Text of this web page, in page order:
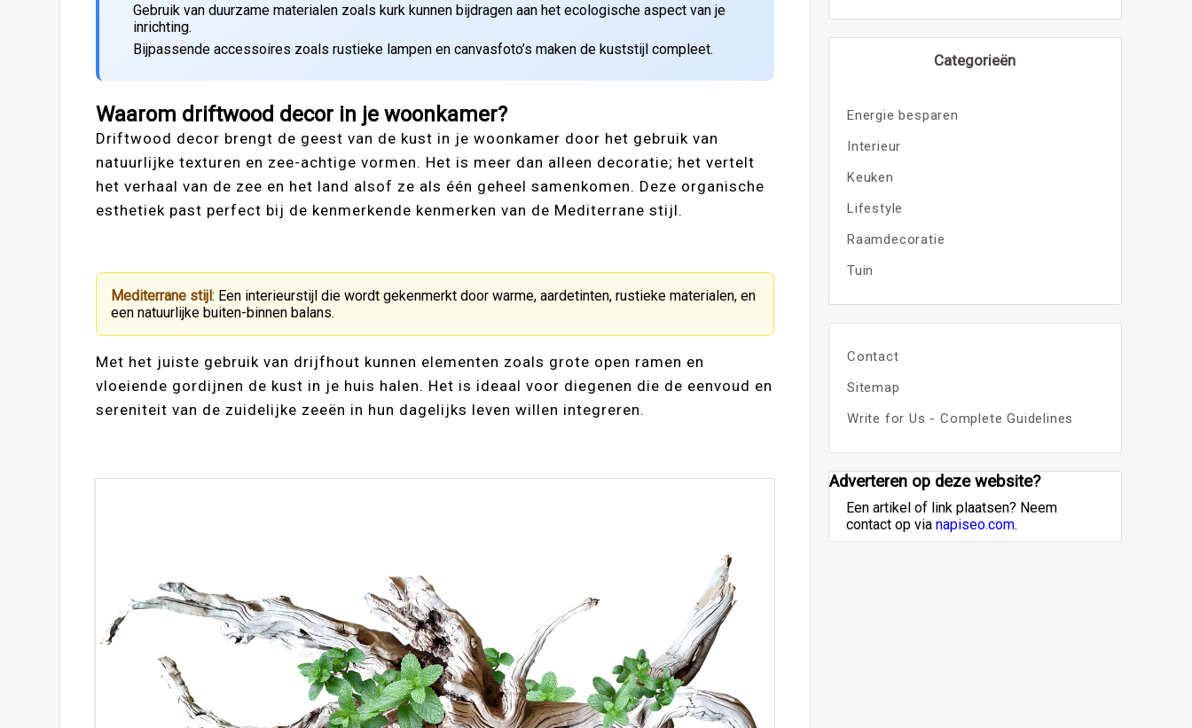
Gebruik van duurzame materialen zoals kurk kunnen bijdragen aan het ecologische aspect van je
inrichting.
Bijpassende accessoires zoals rustieke lampen en canvasfoto’s maken de kuststijl compleet.
Waarom driftwood decor in je woonkamer?
Driftwood decor brengt de geest van de kust in je woonkamer door het gebruik van
natuurlijke texturen en zee-achtige vormen. Het is meer dan alleen decoratie; het vertelt
het verhaal van de zee en het land alsof ze als één geheel samenkomen. Deze organische
esthetiek past perfect bij de kenmerkende kenmerken van de Mediterrane stijl.
Mediterrane stijl: Een interieurstijl die wordt gekenmerkt door warme, aardetinten, rustieke materialen, en
een natuurlijke buiten-binnen balans.
Met het juiste gebruik van drijfhout kunnen elementen zoals grote open ramen en
vloeiende gordijnen de kust in je huis halen. Het is ideaal voor diegenen die de eenvoud en
sereniteit van de zuidelijke zeeën in hun dagelijks leven willen integreren.
Categorieën
Energie besparen
Interieur
Keuken
Lifestyle
Raamdecoratie
Tuin
Contact
Sitemap
Write for Us - Complete Guidelines
Adverteren op deze website?
Een artikel of link plaatsen? Neem
contact op via napiseo.com.